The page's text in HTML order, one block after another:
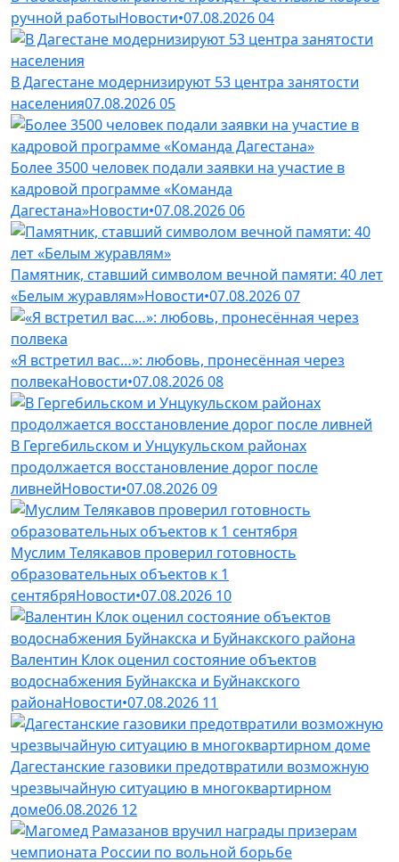
ручной работыНовости•07.08.202604
В Дагестане модернизируют 53 центра занятости
населения07.08.202605
Более 3500 человек подали заявки на участие в
кадровой программе «Команда
Дагестана»Новости•07.08.202606
Памятник, ставший символом вечной памяти: 40 лет
«Белым журавлям»Новости•07.08.202607
«Я встретил вас…»: любовь, пронесённая через
полвекаНовости•07.08.202608
В Гергебильском и Унцукульском районах
продолжается восстановление дорог после
ливнейНовости•07.08.202609
Муслим Телякавов проверил готовность
образовательных объектов к 1
сентябряНовости•07.08.2026 10
Валентин Клок оценил состояние объектов
водоснабжения Буйнакска и Буйнакского
районаНовости•07.08.2026 11
Дагестанские газовики предотвратили возможную
чрезвычайную ситуацию в многоквартирном
доме06.08.2026 12